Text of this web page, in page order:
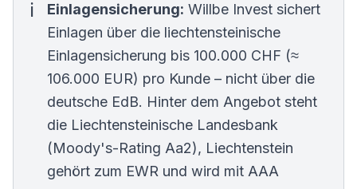
Einlagensicherung: Willbe Invest sichert
Einlagen über die liechtensteinische
Einlagensicherung bis 100.000 CHF (≈
106.000 EUR) pro Kunde – nicht über die
deutsche EdB. Hinter dem Angebot steht
die Liechtensteinische Landesbank
(Moody's-Rating Aa2), Liechtenstein
gehört zum EWR und wird mit AAA